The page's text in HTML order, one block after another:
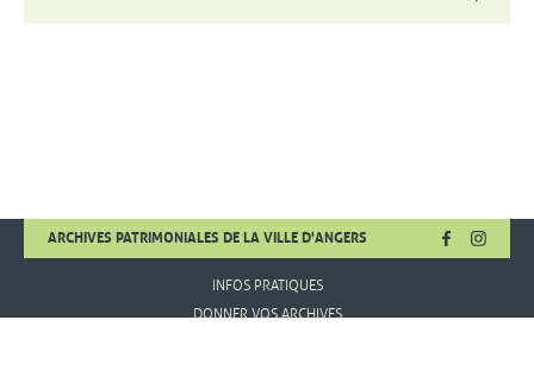
ARCHIVES PATRIMONIALES DE LA VILLE D'ANGERS FACEBOOK
, OUVRE
,
INFOS PRATIQUES
DONNER VOS ARCHIVES